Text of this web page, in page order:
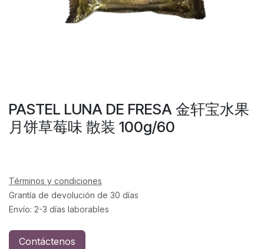
PASTEL LUNA DE FRESA 金轩宝水果
月饼草莓味 散装 100g/60
Términos y condiciones
Grantía de devolución de 30 días
Envío: 2-3 días laborables
Contáctenos